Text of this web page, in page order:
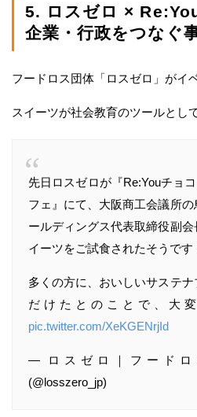
5. ロスゼロ ×
企業・行政をつなぐ
フードロス団体「ロスゼロ」がイ
スイーツが社会教育のツールとし
先日ロスゼロが『Re:Youチョ
フェ』にて、大阪商工会議所
ールディングス代表取締役副
イーツをご試食されたそうです
多くの方に、おいしいサステ
だけたとのことで、大
pic.twitter.com/XeKGENrjId
— ロスゼロ｜フードロ
(@losszero_jp)